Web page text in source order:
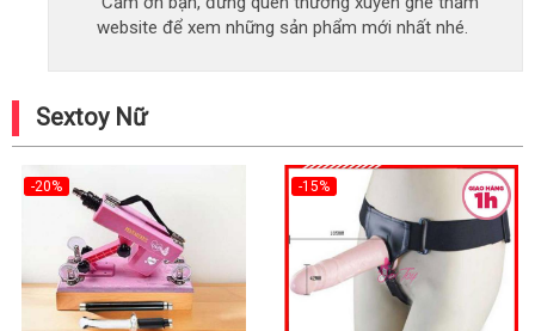
website để xem những sản phẩm mới nhất nhé.
Sextoy Nữ
-20% -15%